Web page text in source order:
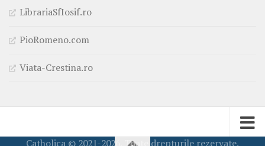
LibrariaSfIosif.ro
PioRomeno.com
Viata-Crestina.ro
Catholica © 2021-2026. Toate drepturile rezervate.